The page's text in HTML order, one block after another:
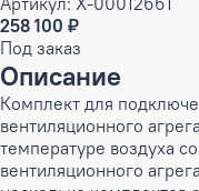
258 100 ₽
Под заказ
Описание
Комплект для
вентиляционного
температуре воздуха
вентиляционного